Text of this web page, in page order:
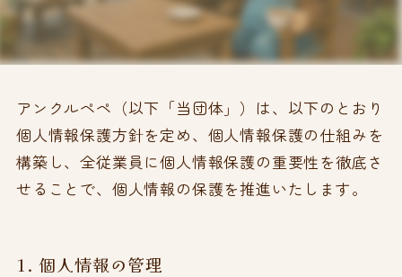
アンクルペペ（以下「当団体」）は、以下のとおり
個人情報保護方針を定め、個人情報保護の仕組みを
構築し、全従業員に個人情報保護の重要性を徹底さ
せることで、個人情報の保護を推進いたします。
1. 個人情報の管理